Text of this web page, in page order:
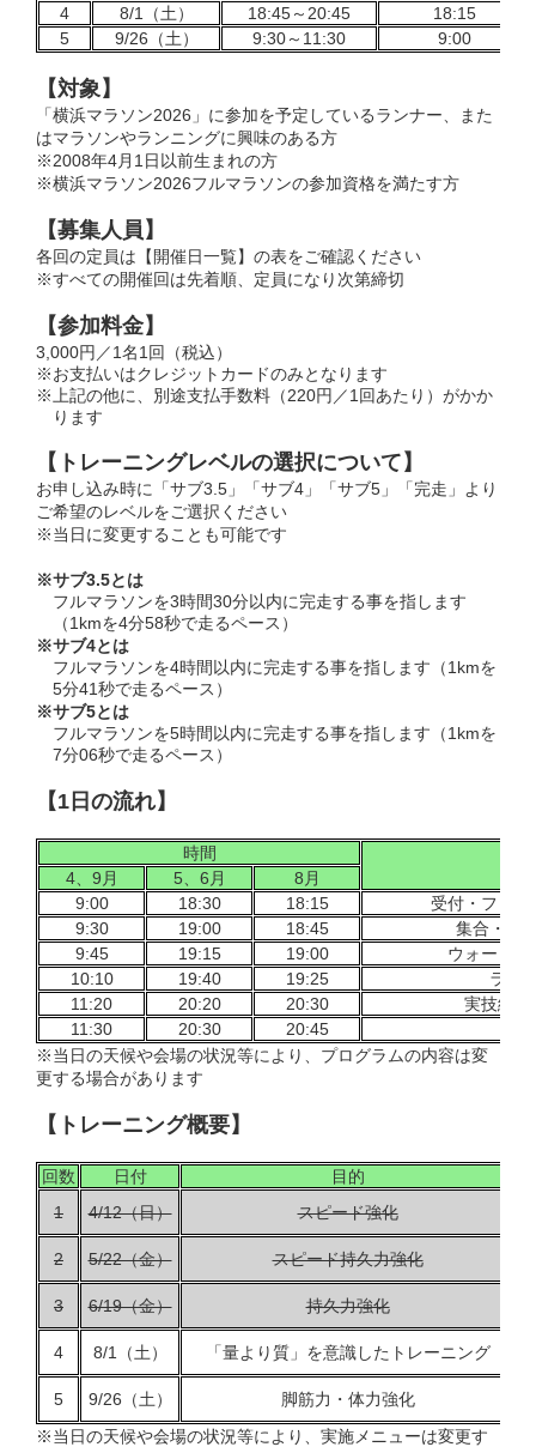
4
8/1（土） 18:45～20:45
18:15
5
9/26（土） 9:30～11:30 9:00
【対象】
「横浜マラソン2026」に参加を予定しているランナー、また
はマラソンやランニングに興味のある方
※2008年4月1日以前生まれの方
※横浜マラソン2026フルマラソンの参加資格を満たす方
【募集人員 】
各回の定員は【開催日一覧】の表をご確認ください
※すべての開催回は先着順、定員になり次第締切
【参加料金】
3,000円／1名1回（税込）
※お支払いはクレジットカードのみとなります
※上記の他に、別途支払手数料（220円／1回あたり）がかか
ります
【トレーニングレベルの選択について】
お申し込み時に「サブ3.5」「サブ4」「サブ5」「完走」より
ご希望のレベルをご選択ください
※当日に変更することも可能です
※サブ3.5とは
フルマラソンを3時間30分以内に完走する事を指します
（1kmを4分58秒で走るペース）
※サブ4とは
フルマラソンを4時間以内に完走する事を指します（1kmを
5分41秒で走るペース）
※サブ5とは
フルマラソンを5時間以内に完走する事を指します（1kmを
7分06秒で走るペース）
【1日の流れ】
時間
4、9月 5、6月
8月
9:00
18:30 18:15
受付・フリ
9:30
19:00 18:45
集合・ガ
9:45
19:15 19:00
ウォーミ
10:10
19:40 19:25
ラン
11:20
20:20 20:30
実技終了
11:30
20:30 20:45
※当日の天候や会場の状況等により、プログラムの内容は変
更する場合があります
【トレーニング概要】
回数 日付
目的
1
4/12（日） スピード強化
2 5/22（金） スピード持久力強化
3 6/19（金） 持久力強化
4 8/1（土） 「量より質」を意識したトレーニング
5 9/26（土）
脚筋力・体力強化
※当日の天候や会場の状況等により、実施メニューは変更す